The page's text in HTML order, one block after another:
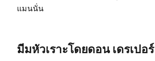
แมนนั่น
มีมหัวเราะโดยดอน เดรเปอร์